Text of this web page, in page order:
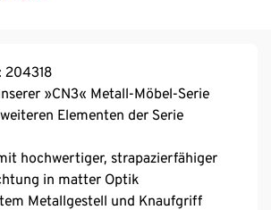
204318
»CN3« Metall-Möbel-Serie
Elementen der Serie
hochwertiger, strapazierfähiger
in matter Optik
Metallgestell und Knaufgriff